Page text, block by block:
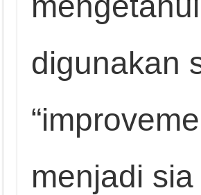
digunakan
menjadi sia